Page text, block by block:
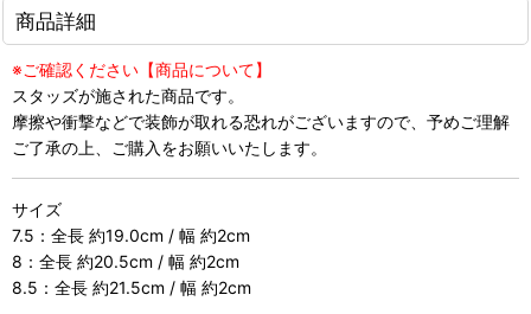
商品詳細
※ご確認ください【商品について】
スタッズが施された商品です。
摩擦や衝撃などで装飾が取れる恐れがございますので、予めご理解
ご了承の上、ご購入をお願いいたします。
サイズ
7.5：全長 約19.0cm / 幅 約2cm
8：全長 約20.5cm / 幅 約2cm
8.5：全長 約21.5cm / 幅 約2cm